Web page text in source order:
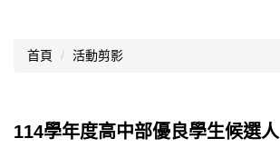
認識西松
文件資料
首頁 活動剪影
114學年度高中部優良學生候選人